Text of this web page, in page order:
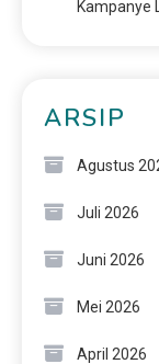
Kampanye
ARSIP
Agustus
Juli 2026
Juni 2026
Mei 2026
April 2026